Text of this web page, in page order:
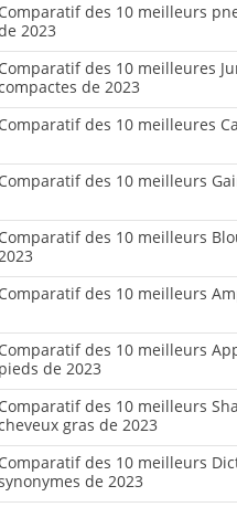
Comparatif des 10 meilleurs
2023
Comparatif des 10 meilleures
de 2023
Comparatif des 10 meilleures
Comparatif des 10 meilleurs
Comparatif des 10 meilleurs
Comparatif des 10 meilleurs
Comparatif des 10 meilleurs
pieds de 2023
Comparatif des 10 meilleurs
gras de 2023
Comparatif des 10 meilleurs
de 2023